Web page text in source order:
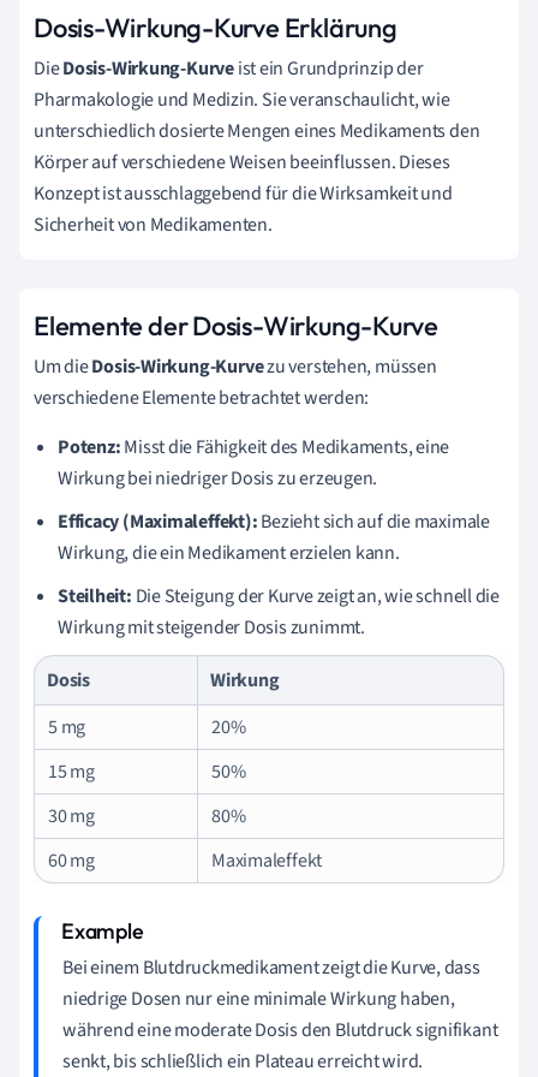
Dosis-Wirkung-Kurve Erklärung
DieDosis-Wirkung-Kurveist ein Grundprinzip der
Pharmakologie und Medizin. Sie veranschaulicht, wie
unterschiedlich dosierte Mengen eines Medikaments den
Körper auf verschiedene Weisen beeinflussen. Dieses
Konzept ist ausschlaggebend für die Wirksamkeit und
Sicherheit von Medikamenten.
Elemente der Dosis-Wirkung-Kurve
Um dieDosis-Wirkung-Kurvezu verstehen, müssen
verschiedene Elemente betrachtet werden:
Potenz:Misst die Fähigkeit des Medikaments, eine
Wirkung bei niedriger Dosis zu erzeugen.
Efficacy (Maximaleffekt):Bezieht sich auf die maximale
Wirkung, die ein Medikament erzielen kann.
Steilheit: Die Steigung der Kurve zeigt an, wie schnell die
Wirkung mit steigender Dosis zunimmt.
Dosis
Wirkung
5 mg
20%
15 mg
50%
30 mg
80%
60 mg
Maximaleffekt
Bei einem Blutdruckmedikament zeigt die Kurve, dass
niedrige Dosen nur eine minimale Wirkung haben,
während eine moderate Dosis den Blutdruck signifikant
senkt, bis schließlich ein Plateau erreicht wird.